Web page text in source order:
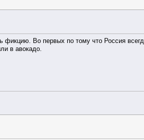
Во первых по тому что Россия
в авокадо.